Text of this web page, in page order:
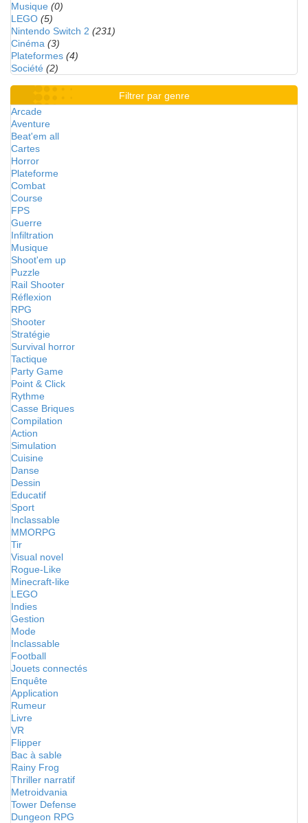
Musique (0)
LEGO (5)
Nintendo Switch 2 (231)
Cinéma (3)
Plateformes (4)
Société (2)
Filtrer par genre
Arcade
Aventure
Beat'em all
Cartes
Horror
Plateforme
Combat
Course
FPS
Guerre
Infiltration
Musique
Shoot'em up
Puzzle
Rail Shooter
Réflexion
RPG
Shooter
Stratégie
Survival horror
Tactique
Party Game
Point & Click
Rythme
Casse Briques
Compilation
Action
Simulation
Cuisine
Danse
Dessin
Educatif
Sport
Inclassable
MMORPG
Tir
Visual novel
Rogue-Like
Minecraft-like
LEGO
Indies
Gestion
Mode
Inclassable
Football
Jouets connectés
Enquête
Application
Rumeur
Livre
VR
Flipper
Bac à sable
Rainy Frog
Thriller narratif
Metroidvania
Tower Defense
Dungeon RPG